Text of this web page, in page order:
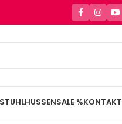
STUHLHUSSENSALE %KONTAKT